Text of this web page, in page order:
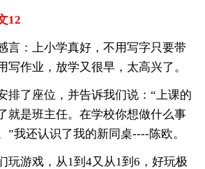
12
言：上小学真好，不用写字只要带
写作业，放学又很早，太高兴了。
排了座位，并告诉我们说：“上课的
就是班主任。在学校你想做什么事
”我还认识了我的新同桌----陈欧。
玩游戏，从1到4又从1到6，好玩极